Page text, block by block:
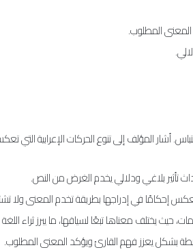
المعنى المطلوب.
أشار المؤلف إلى تنوع الحركات الإعرابية
تأثير بلاغي ودلالي يخدم الغرض من النص.
إحكامًا في إدراجها بطريقة تخدم المعنى ولا
يختلف معناها تبعًا لسياقها، ما يبرز ثراء اللغة
بشكل يعزز فهم القارئ ويؤكد المعنى المطلوب.